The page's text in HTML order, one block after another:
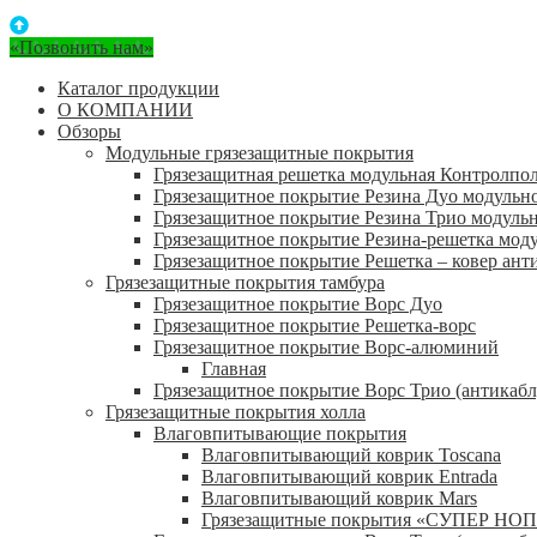
«Позвонить нам»
Каталог продукции
О КОМПАНИИ
Обзоры
Модульные грязезащитные покрытия
Грязезащитная решетка модульная
Грязезащитное покрытие Резина Дуо
Грязезащитное покрытие Резина Трио
Грязезащитное покрытие Резина-решетка
Грязезащитное покрытие Решетка – ковер
Грязезащитные покрытия тамбура
Грязезащитное покрытие Ворс Дуо
Грязезащитное покрытие Решетка-ворс
Грязезащитное покрытие Ворс-алюминий
Главная
Грязезащитное покрытие Ворс Трио
Грязезащитные покрытия холла
Влаговпитывающие покрытия
Влаговпитывающий коврик Toscana
Влаговпитывающий коврик Entrada
Влаговпитывающий коврик Mars
Грязезащитные покрытия «СУПЕР